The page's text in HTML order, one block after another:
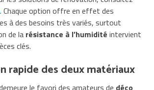
. Chaque option offre en effet des
à des besoins très variés, surtout
de la résistance à l’humidité intervient
clés.
rapide des deux matériaux
le favori des amateurs de déco